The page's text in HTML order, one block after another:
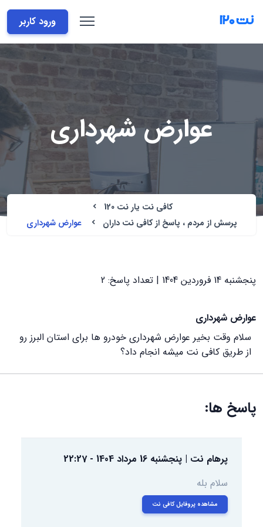
ورود کاربر
عوارض شهرداری
کافی نت یار نت 120
پرسش از مردم ، پاسخ از کافی نت داران
عوارض شهرداری
پنجشنبه 14 فروردین 1404 | تعداد پاسخ: 2
عوارض شهرداری
سلام وقت بخیر عوارض شهرداری خودرو ها برای استان البرز رو
از طریق کافی نت میشه انجام داد؟
پاسخ ها:
پرهام نت | پنجشنبه 16 مرداد 1404 -
22:27
سلام بله
مشاهده پروفایل کافی نت